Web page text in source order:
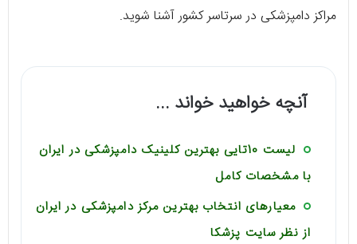
مراکز دامپزشکی در سرتاسر کشور آشنا شوید.
آنچه خواهید خواند ...
لیست 10تایی بهترین کلینیک دامپزشکی در ایران
با مشخصات کامل
معیارهای انتخاب بهترین مرکز دامپزشکی در ایران
از نظر سایت پزشکا